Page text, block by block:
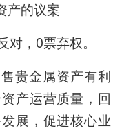
产的议案
，0票弃权。
贵金属资产有利
产运营质量，回
展，促进核心业